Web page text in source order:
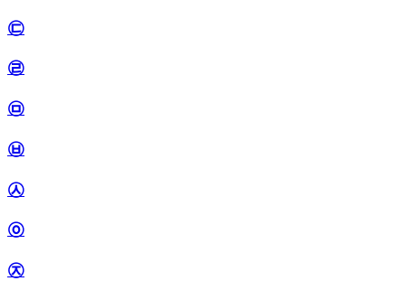
㉢
㉣
㉤
㉥
㉦
㉧
㉨